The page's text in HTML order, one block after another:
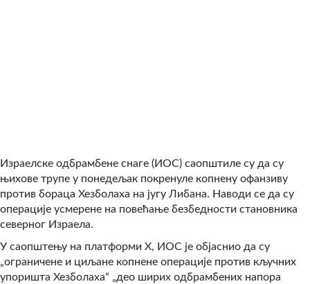
Израелске одбрамбене снаге (ИОС) саопштиле су да су
њихове трупе у понедељак покренуле копнену офанзиву
против бораца Хезболаха на југу Либана. Наводи се да су
операције усмерене на повећање безбедности становника
северног Израела.
У саопштењу на платформи X, ИОС је објаснио да су
„ограничене и циљане копнене операције против кључних
упоришта Хезболаха“ „део ширих одбрамбених напора